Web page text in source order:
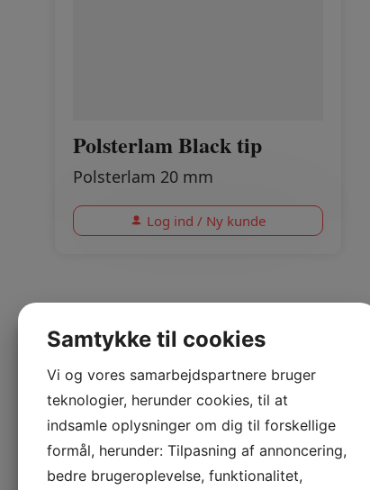
Polsterlam Black tip
Polsterlam 20 mm
Log ind / Ny kunde
Samtykke til cookies
Vi og vores samarbejdspartnere bruger
teknologier, herunder cookies, til at
indsamle oplysninger om dig til forskellige
formål, herunder: Tilpasning af annoncering,
bedre brugeroplevelse, funktionalitet,